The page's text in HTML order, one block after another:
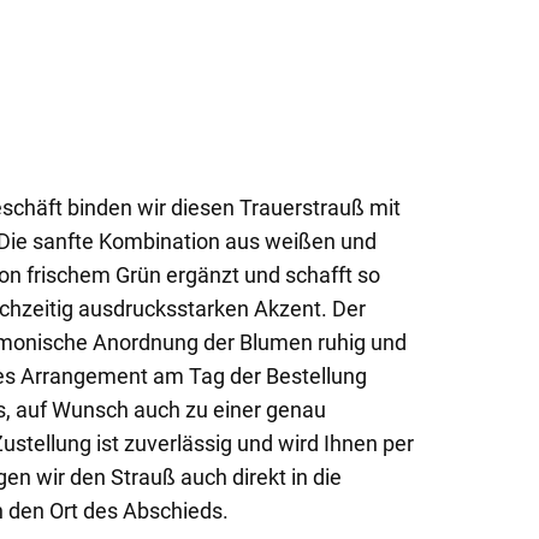
binden wir diesen Trauerstrauß mit
sanfte Kombination aus weißen und
frischem Grün ergänzt und schafft so
ausdrucksstarken Akzent. Der
Anordnung der Blumen ruhig und
Arrangement am Tag der Bestellung
auf Wunsch auch zu einer genau
ist zuverlässig und wird Ihnen per
wir den Strauß auch direkt in die
Ort des Abschieds.